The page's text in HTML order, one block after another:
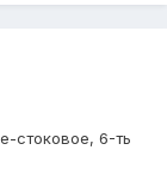
стоковое, 6-ть